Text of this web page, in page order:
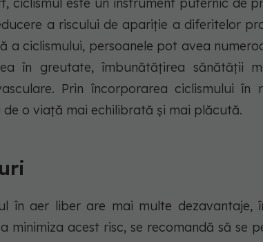
ciclismul este un instrument puternic de
a riscului de apariție a diferitelor
a ciclismului, persoanele pot avea
în greutate, îmbunătățirea sănătății
Prin încorporarea ciclismului
de o viață mai echilibrată și mai plăcută.
în aer liber are mai multe dezavantaje,
minimiza acest risc, se recomandă să se